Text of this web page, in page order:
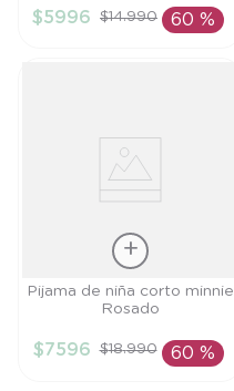
AÑADIR AL
$5996 $14.990 60 %
Talla
AÑADIR AL
Pijama de niña corto minnie
Rosado
$7596 $18.990 60 %